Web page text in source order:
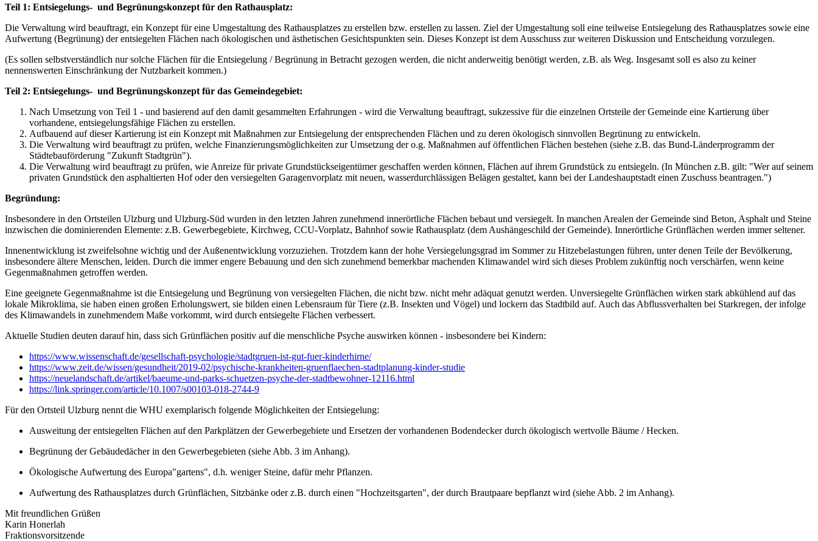
Teil 1: Entsiegelungs- und Begrünungskonzept für den Rathausplatz:
Die Verwaltung wird beauftragt, ein Konzept für eine Umgestaltung des Rathausplatzes zu erstellen bzw. erstellen zu lassen. Ziel der Umgestaltung soll eine teilweise Entsiegelung des Rathausplatzes sowie eine
Aufwertung (Begrünung) der entsiegelten Flächen nach ökologischen und ästhetischen Gesichtspunkten sein. Dieses Konzept ist dem Ausschuss zur weiteren Diskussion und Entscheidung vorzulegen.
(Es sollen selbstverständlich nur solche Flächen für die Entsiegelung / Begrünung in Betracht gezogen werden, die nicht anderweitig benötigt werden, z.B. als Weg. Insgesamt soll es also zu keiner
nennenswerten Einschränkung der Nutzbarkeit kommen.)
Teil 2: Entsiegelungs- und Begrünungskonzept für das Gemeindegebiet:
Nach Umsetzung von Teil 1 - und basierend auf den damit gesammelten Erfahrungen - wird die Verwaltung beauftragt, sukzessive für die einzelnen Ortsteile der Gemeinde eine Kartierung über
vorhandene, entsiegelungsfähige Flächen zu erstellen.
Aufbauend auf dieser Kartierung ist ein Konzept mit Maßnahmen zur Entsiegelung der entsprechenden Flächen und zu deren ökologisch sinnvollen Begrünung zu entwickeln.
Die Verwaltung wird beauftragt zu prüfen, welche Finanzierungsmöglichkeiten zur Umsetzung der o.g. Maßnahmen auf öffentlichen Flächen bestehen (siehe z.B. das Bund-Länderprogramm der
Städtebauförderung "Zukunft Stadtgrün").
Die Verwaltung wird beauftragt zu prüfen, wie Anreize für private Grundstückseigentümer geschaffen werden können, Flächen auf ihrem Grundstück zu entsiegeln. (In München z.B. gilt: "Wer auf seinem
privaten Grundstück den asphaltierten Hof oder den versiegelten Garagenvorplatz mit neuen, wasserdurchlässigen Belägen gestaltet, kann bei der Landeshauptstadt einen Zuschuss beantragen.")
Begründung:
Insbesondere in den Ortsteilen Ulzburg und Ulzburg-Süd wurden in den letzten Jahren zunehmend innerörtliche Flächen bebaut und versiegelt. In manchen Arealen der Gemeinde sind Beton, Asphalt und Steine
inzwischen die dominierenden Elemente: z.B. Gewerbegebiete, Kirchweg, CCU-Vorplatz, Bahnhof sowie Rathausplatz (dem Aushängeschild der Gemeinde). Innerörtliche Grünflächen werden immer seltener.
Innenentwicklung ist zweifelsohne wichtig und der Außenentwicklung vorzuziehen. Trotzdem kann der hohe Versiegelungsgrad im Sommer zu Hitzebelastungen führen, unter denen Teile der Bevölkerung,
insbesondere ältere Menschen, leiden. Durch die immer engere Bebauung und den sich zunehmend bemerkbar machenden Klimawandel wird sich dieses Problem zukünftig noch verschärfen, wenn keine
Gegenmaßnahmen getroffen werden.
Eine geeignete Gegenmaßnahme ist die Entsiegelung und Begrünung von versiegelten Flächen, die nicht bzw. nicht mehr adäquat genutzt werden. Unversiegelte Grünflächen wirken stark abkühlend auf das
lokale Mikroklima, sie haben einen großen Erholungswert, sie bilden einen Lebensraum für Tiere (z.B. Insekten und Vögel) und lockern das Stadtbild auf. Auch das Abflussverhalten bei Starkregen, der infolge
des Klimawandels in zunehmendem Maße vorkommt, wird durch entsiegelte Flächen verbessert.
Aktuelle Studien deuten darauf hin, dass sich Grünflächen positiv auf die menschliche Psyche auswirken können - insbesondere bei Kindern:
https://www.wissenschaft.de/gesellschaft-psychologie/stadtgruen-ist-gut-fuer-kinderhirne/
https://www.zeit.de/wissen/gesundheit/2019-02/psychische-krankheiten-gruenflaechen-stadtplanung-kinder-studie
https://neuelandschaft.de/artikel/baeume-und-parks-schuetzen-psyche-der-stadtbewohner-12116.html
https://link.springer.com/article/10.1007/s00103-018-2744-9
Für den Ortsteil Ulzburg nennt die WHU exemplarisch folgende Möglichkeiten der Entsiegelung:
Ausweitung der entsiegelten Flächen auf den Parkplätzen der Gewerbegebiete und Ersetzen der vorhandenen Bodendecker durch ökologisch wertvolle Bäume / Hecken.
Begrünung der Gebäudedächer in den Gewerbegebieten (siehe Abb. 3 im Anhang).
Ökologische Aufwertung des Europa"gartens", d.h. weniger Steine, dafür mehr Pflanzen.
Aufwertung des Rathausplatzes durch Grünflächen, Sitzbänke oder z.B. durch einen "Hochzeitsgarten", der durch Brautpaare bepflanzt wird (siehe Abb. 2 im Anhang).
Mit freundlichen Grüßen
Karin Honerlah
Fraktionsvorsitzende